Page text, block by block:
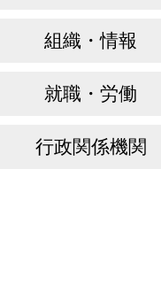
組織・情報
就職・労働
行政関係機関